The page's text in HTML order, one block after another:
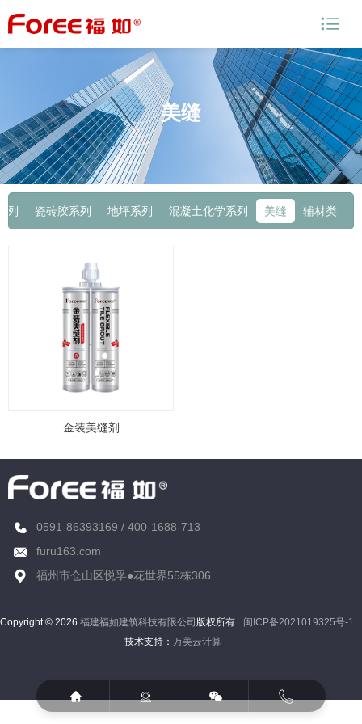

美缝
列 瓷砖胶系列 地坪系列 混凝土化学系列 美缝 辅材类
金装美缝剂
0591-86393169 / 400-1688-713
furu163.com
福州市仓山区悦孚●花世界55栋306
Copyright © 2026 福建福如建筑科技有限公司 版权所有
闽ICP备2021019325号-1
技术支持： 万美云计算
   